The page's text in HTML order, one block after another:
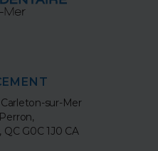
sur-Mer
QC G0C 1J0 CA